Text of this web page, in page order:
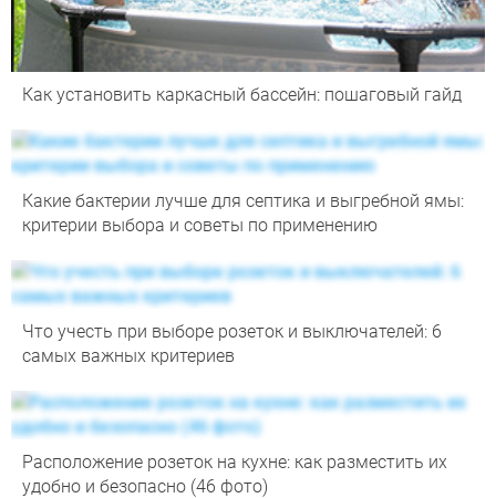
Как установить каркасный бассейн: пошаговый гайд
Какие бактерии лучше для септика и выгребной ямы:
критерии выбора и советы по применению
Что учесть при выборе розеток и выключателей: 6
самых важных критериев
Расположение розеток на кухне: как разместить их
удобно и безопасно (46 фото)